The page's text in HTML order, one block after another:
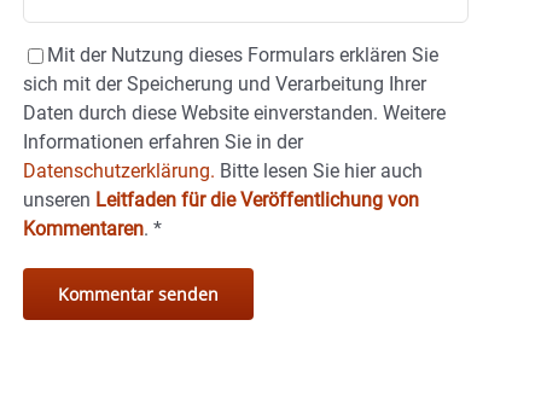
Mit der Nutzung dieses Formulars erklären Sie
sich mit der Speicherung und Verarbeitung Ihrer
Daten durch diese Website einverstanden. Weitere
Informationen erfahren Sie in der
Datenschutzerklärung. Bitte lesen Sie hier auch
unseren Leitfaden für die Veröffentlichung von
Kommentaren. *